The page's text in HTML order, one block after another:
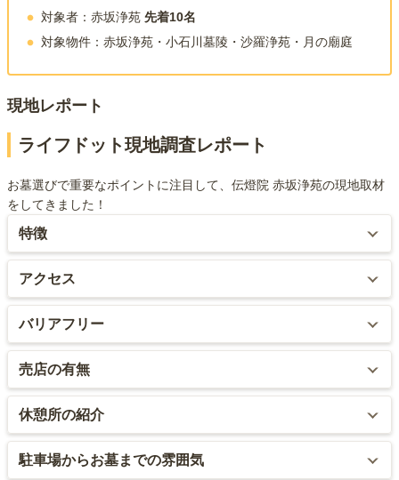
対象者：赤坂浄苑 先着10名
対象物件：赤坂浄苑・小石川墓陵・沙羅浄苑・月の廟庭
現地レポート
ライフドット現地調査レポート
お墓選びで重要なポイントに注目して、伝燈院 赤坂浄苑の現地取材
をしてきました！
特徴
餅つき大会や落語会など、会員限定のイベントを多数開催していま
す。
アクセス
最寄り駅から徒歩約2分と、抜群のアクセスです。また、駅前の商店
街が開けており、飲食にも困りません。
納骨堂に行くまでの道のりも簡単で、迷うことなく行くことが出来
ます。
バリアフリー
完全バリアフリーに対応しています。
売店の有無
売店はありません。
休憩所の紹介
エントランスロビーのほか、幾つか休憩が出来る場所が有ります。
駐車場からお墓までの雰囲気